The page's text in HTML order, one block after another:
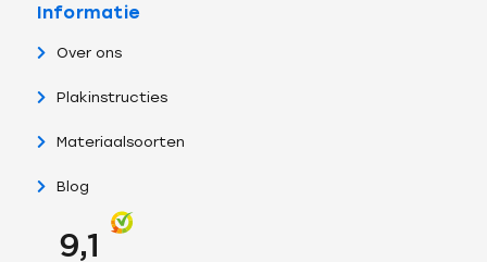
Informatie
Over ons
Plakinstructies
Materiaalsoorten
Blog